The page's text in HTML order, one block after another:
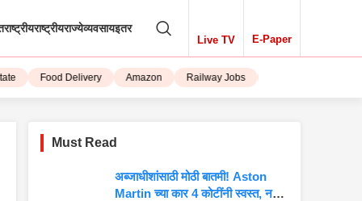
राष्ट्रीयराज्येव्यवसायइतर
Live TV E-Paper
Food Delivery Amazon Railway Jobs iPhone 15
Must Read
अब्जाधीशांसाठी मोठी बातमी! Aston
Martin च्या कार 4 कोटींनी स्वस्त, नवीन